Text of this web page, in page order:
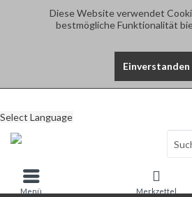
Diese Website verwendet
bestmögliche Funktionalität
Einverstanden
Select Language
Merkzettel
Menü